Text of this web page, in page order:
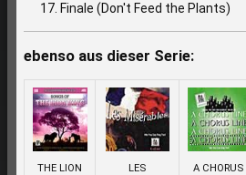
Finale (Don't Feed the Plants)
ebenso aus dieser Serie:
THE LION
LES
A CHORUS